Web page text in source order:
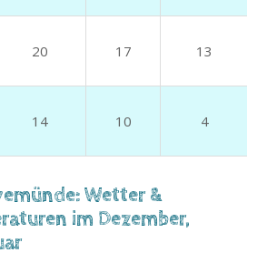
20 17 13
14 10 4
Wetter &
im Dezember,